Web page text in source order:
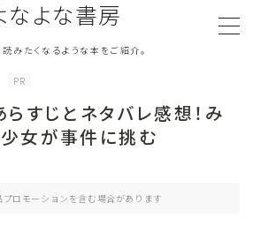
なよな書房
みたくなるような本をご紹介。
PR
らすじとネタバレ感想！み
女が事件に挑む
ロモーションを含む場合があります